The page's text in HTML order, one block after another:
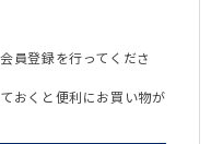
員登録を行ってくださ
おくと便利にお買い物が